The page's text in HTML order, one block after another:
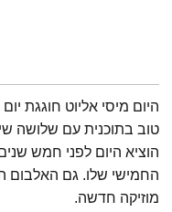
תמצית הפודקאסט
טוב בתוכנית עם שלושה
הוציא היום לפני חמש
החמישי שלו. גם האלבום
מוזיקה חדשה.